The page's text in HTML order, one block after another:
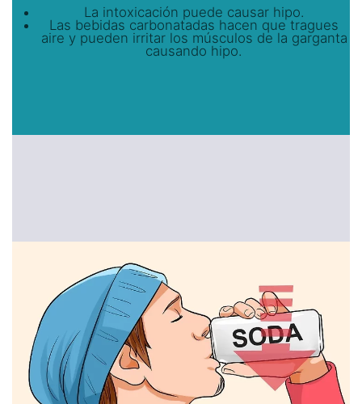
La intoxicación puede causar hipo.
Las bebidas carbonatadas hacen que tragues
aire y pueden irritar los músculos de la garganta
causando hipo.